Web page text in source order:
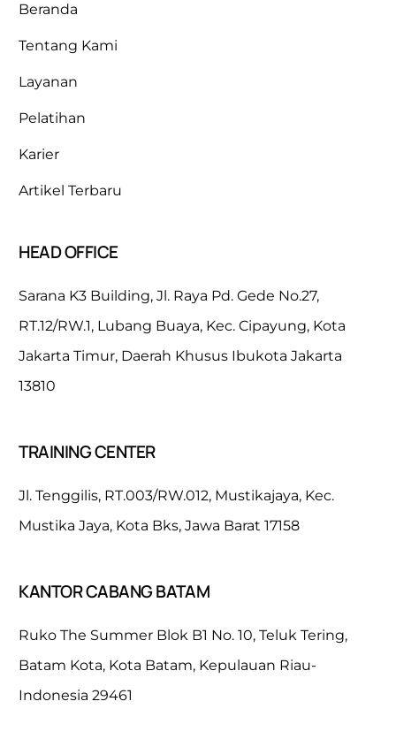
Beranda
Tentang Kami
Layanan
Pelatihan
Karier
Artikel Terbaru
HEAD OFFICE
Sarana K3 Building, Jl. Raya Pd. Gede No.27,
RT.12/RW.1, Lubang Buaya, Kec. Cipayung, Kota
Jakarta Timur, Daerah Khusus Ibukota Jakarta
13810
TRAINING CENTER
Jl. Tenggilis, RT.003/RW.012, Mustikajaya, Kec.
Mustika Jaya, Kota Bks, Jawa Barat 17158
KANTOR CABANG BATAM
Ruko The Summer Blok B1 No. 10, Teluk Tering,
Batam Kota, Kota Batam, Kepulauan Riau-
Indonesia 29461